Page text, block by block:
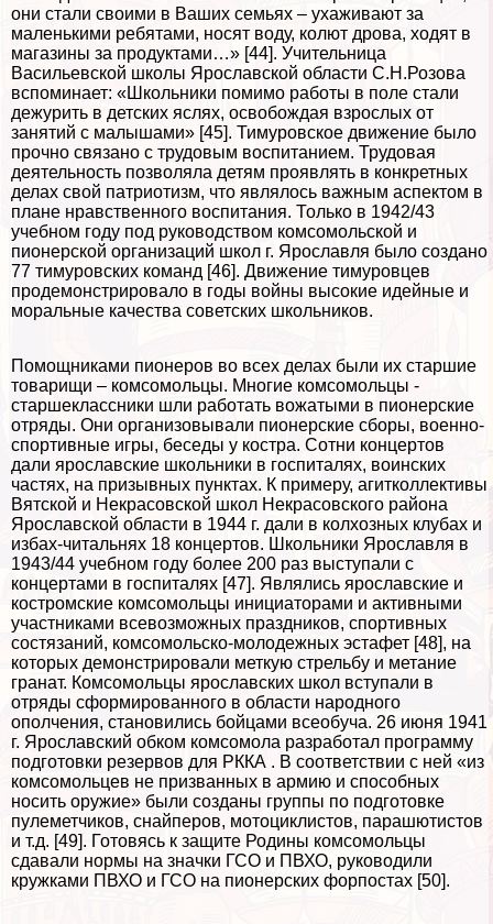
они стали своими в Ваших семьях – ухаживают за
маленькими ребятами, носят воду, колют дрова, ходят в
магазины за продуктами…» [44]. Учительница
Васильевской школы Ярославской области С.Н.Розова
вспоминает: «Школьники помимо работы в поле стали
дежурить в детских яслях, освобождая взрослых от
занятий с малышами» [45]. Тимуровское движение было
прочно связано с трудовым воспитанием. Трудовая
деятельность позволяла детям проявлять в конкретных
делах свой патриотизм, что являлось важным аспектом в
плане нравственного воспитания. Только в 1942/43
учебном году под руководством комсомольской и
пионерской организаций школ г. Ярославля было создано
77 тимуровских комaнд [46]. Движение тимуровцев
продемонстрировало в годы войны высокие идейные и
мopaльные качества советских школьников.
Помощниками пионеров во всех делах были их старшие
товарищи – комсомольцы. Многие комсомольцы -
старшеклассники шли работать вожатыми в пионерские
отряды. Они организовывали пионерские сборы, военно-
спортивные игры, беседы у костра. Сотни концертов
дали ярославские школьники в госпиталях, воинских
частях, на призывных пунктах. К примеру, агитколлективы
Вятской и Некрасовской школ Некрасовского района
Ярославской области в 1944 г. дали в колхозных клубах и
избах-читальнях 18 концертов. Школьники Ярославля в
1943/44 учебном году более 200 раз выступали с
концертами в госпиталях [47]. Являлись ярославские и
костромские комсомольцы инициаторами и активными
участниками всевозможных праздников, спортивных
состязаний, комсомольско-молодежных эстафет [48], на
которых демонстрировали меткую стрельбу и метание
гранат. Комсомольцы ярославских школ вступали в
отряды сформированного в области народного
ополчения, становились бойцами всеобуча. 26 июня 1941
г. Ярославский обком комсомола разработал программу
подготовки резервов для РККА . В соответствии с ней «из
комсомольцев не призванных в армию и способных
носить оружие» были созданы группы по подготовке
пулеметчиков, снайперов, мотоциклистов, парашютистов
и т.д. [49]. Готовясь к защите Родины комсомольцы
сдавали нормы на значки ГСО и ПВХО, руководили
кружками ПВХО и ГСО на пионерских форпостах [50].